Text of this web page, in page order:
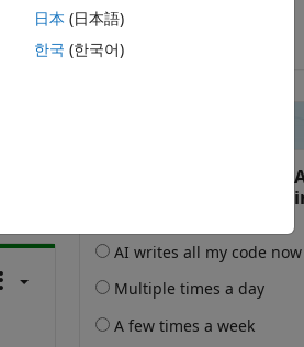
日本 (日本語)
한국 (한국어)